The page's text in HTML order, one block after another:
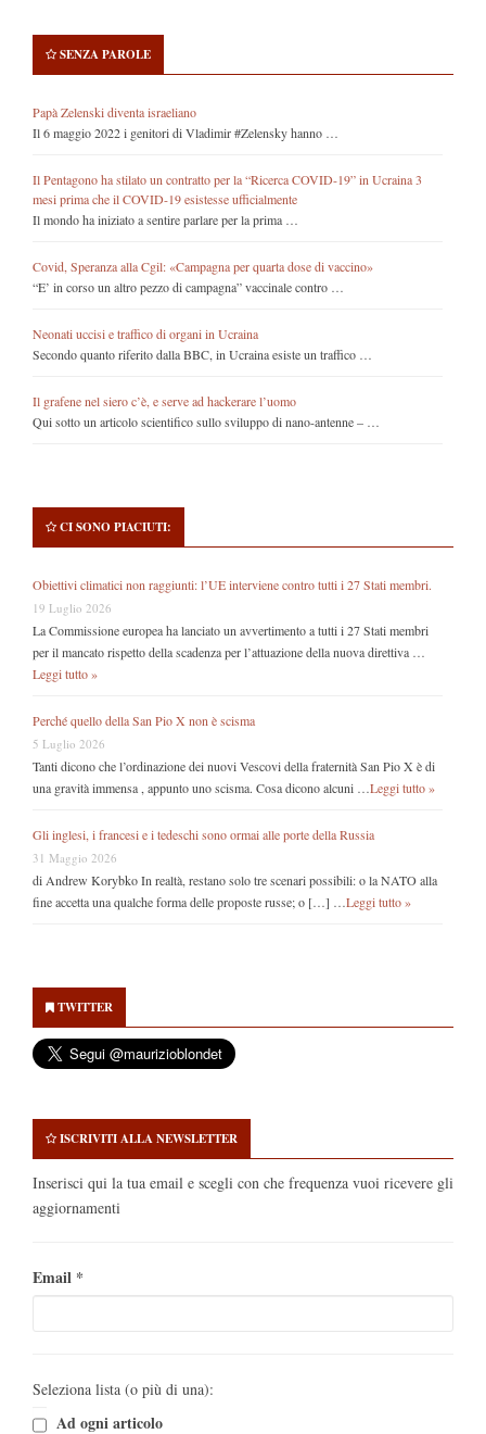
SENZA PAROLE
Papà Zelenski diventa israeliano
Il 6 maggio 2022 i genitori di Vladimir #Zelensky hanno …
Il Pentagono ha stilato un contratto per la “Ricerca COVID-19” in Ucraina 3
mesi prima che il COVID-19 esistesse ufficialmente
Il mondo ha iniziato a sentire parlare per la prima …
Covid, Speranza alla Cgil: «Campagna per quarta dose di vaccino»
“E’ in corso un altro pezzo di campagna” vaccinale contro …
Neonati uccisi e traffico di organi in Ucraina
Secondo quanto riferito dalla BBC, in Ucraina esiste un traffico …
Il grafene nel siero c’è, e serve ad hackerare l’uomo
Qui sotto un articolo scientifico sullo sviluppo di nano-antenne – …
CI SONO PIACIUTI:
Obiettivi climatici non raggiunti: l’UE interviene contro tutti i 27 Stati membri.
19 Luglio 2026
La Commissione europea ha lanciato un avvertimento a tutti i 27 Stati membri
per il mancato rispetto della scadenza per l’attuazione della nuova direttiva …
Leggi tutto »
Perché quello della San Pio X non è scisma
5 Luglio 2026
Tanti dicono che l’ordinazione dei nuovi Vescovi della fraternità San Pio X è di
una gravità immensa , appunto uno scisma. Cosa dicono alcuni … Leggi tutto »
Gli inglesi, i francesi e i tedeschi sono ormai alle porte della Russia
31 Maggio 2026
di Andrew Korybko In realtà, restano solo tre scenari possibili: o la NATO alla
fine accetta una qualche forma delle proposte russe; o […] … Leggi tutto »
Sidebar
TWITTER
ISCRIVITI ALLA NEWSLETTER
Inserisci qui la tua email e scegli con che frequenza vuoi ricevere gli
aggiornamenti
Email *
Seleziona lista (o più di una):
Ad ogni articolo